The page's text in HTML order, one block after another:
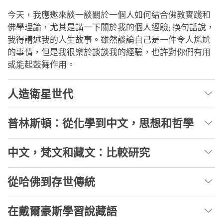
今天，我應邀來談一談關於一個人如何結合佛教實踐和
佛學理論，尤其是講一下關於我的個人經驗; 換句話說，
我得講述我的人生故事。雖然談論自己是一件令人尷尬
的事情，但是我很樂於談談我的經驗，也許對你們有用
或能起鼓舞作用。
人造衛星世代
普林斯頓：從化學到中文，思想和哲學
中文，梵文和藏文：比較研究
從哈佛到存世傳統
在戴爾豪斯學習說藏語